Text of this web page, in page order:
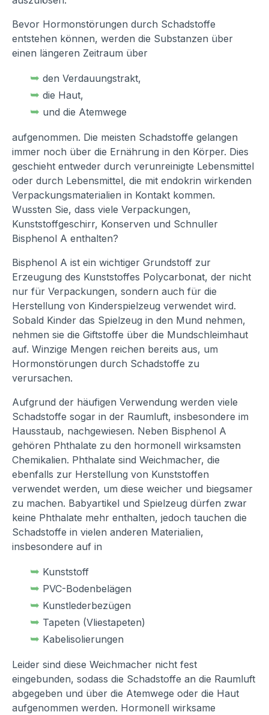
Bevor Hormonstörungen durch Schadstoffe
entstehen können, werden die Substanzen über
einen längeren Zeitraum über
➥ den Verdauungstrakt,
➥ die Haut,
➥ und die Atemwege
aufgenommen. Die meisten Schadstoffe gelangen
immer noch über die Ernährung in den Körper. Dies
geschieht entweder durch verunreinigte Lebensmittel
oder durch Lebensmittel, die mit endokrin wirkenden
Verpackungsmaterialien in Kontakt kommen.
Wussten Sie, dass viele Verpackungen,
Kunststoffgeschirr, Konserven und Schnuller
Bisphenol A enthalten?
Bisphenol A ist ein wichtiger Grundstoff zur
Erzeugung des Kunststoffes Polycarbonat, der nicht
nur für Verpackungen, sondern auch für die
Herstellung von Kinderspielzeug verwendet wird.
Sobald Kinder das Spielzeug in den Mund nehmen,
nehmen sie die Giftstoffe über die Mundschleimhaut
auf. Winzige Mengen reichen bereits aus, um
Hormonstörungen durch Schadstoffe zu
verursachen.
Aufgrund der häufigen Verwendung werden viele
Schadstoffe sogar in der Raumluft, insbesondere im
Hausstaub, nachgewiesen. Neben Bisphenol A
gehören Phthalate zu den hormonell wirksamsten
Chemikalien. Phthalate sind Weichmacher, die
ebenfalls zur Herstellung von Kunststoffen
verwendet werden, um diese weicher und biegsamer
zu machen. Babyartikel und Spielzeug dürfen zwar
keine Phthalate mehr enthalten, jedoch tauchen die
Schadstoffe in vielen anderen Materialien,
insbesondere auf in
➥ Kunststoff
➥ PVC-Bodenbelägen
➥ Kunstlederbezügen
➥ Tapeten (Vliestapeten)
➥ Kabelisolierungen
Leider sind diese Weichmacher nicht fest
eingebunden, sodass die Schadstoffe an die Raumluft
abgegeben und über die Atemwege oder die Haut
aufgenommen werden. Hormonell wirksame